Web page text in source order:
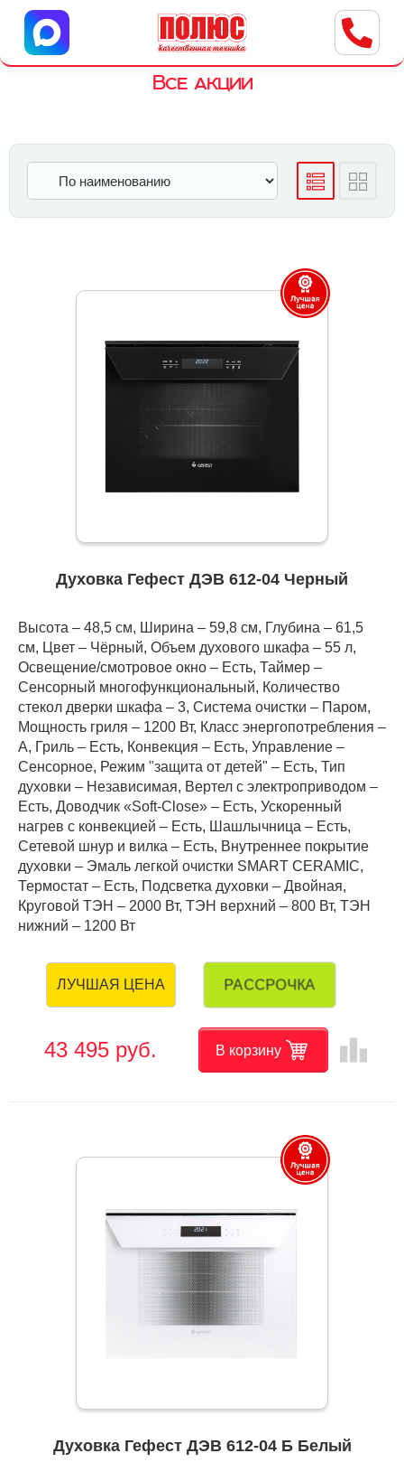
Центр бытовой техники
г. Ульяновск, ул. Пушкарева, 8a
Все акции
Духовка Гефест ДЭВ 612-04 Черный
Высота – 48,5 см, Ширина – 59,8 см, Глубина – 61,5
см, Цвет – Чёрный, Объем духового шкафа – 55 л,
Освещение/смотровое окно – Есть, Таймер –
Сенсорный многофункциональный, Количество
стекол дверки шкафа – 3, Система очистки – Паром,
Мощность гриля – 1200 Вт, Класс энергопотребления –
A, Гриль – Есть, Конвекция – Есть, Управление –
Сенсорное, Режим "защита от детей" – Есть, Тип
духовки – Независимая, Вертел с электроприводом –
Есть, Доводчик «Soft-Close» – Есть, Ускоренный
нагрев с конвекцией – Есть, Шашлычница – Есть,
Сетевой шнур и вилка – Есть, Внутреннее покрытие
духовки – Эмаль легкой очистки SMART CERAMIC,
Термостат – Есть, Подсветка духовки – Двойная,
Круговой ТЭН – 2000 Вт, ТЭН верхний – 800 Вт, ТЭН
нижний – 1200 Вт
ЛУЧШАЯ ЦЕНА РАССРОЧКА
43 495 руб. В корзину leaderboard
Духовка Гефест ДЭВ 612-04 Б Белый